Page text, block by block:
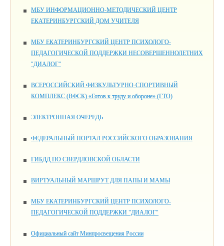
МБУ ИНФОРМАЦИОННО-МЕТОДИЧЕСКИЙ ЦЕНТР
ЕКАТЕРИНБУРГСКИЙ ДОМ УЧИТЕЛЯ
МБУ ЕКАТЕРИНБУРГСКИЙ ЦЕНТР ПСИХОЛОГО-
ПЕДАГОГИЧЕСКОЙ ПОДДЕРЖКИ НЕСОВЕРШЕННОЛЕТНИХ
"ДИАЛОГ"
ВСЕРОССИЙСКИЙ ФИЗКУЛЬТУРНО-СПОРТИВНЫЙ
КОМПЛЕКС (ВФСК) «Готов к труду и обороне» (ГТО)
ЭЛЕКТРОННАЯ ОЧЕРЕДЬ
ФЕДЕРАЛЬНЫЙ ПОРТАЛ РОССИЙСКОГО ОБРАЗОВАНИЯ
ГИБДД ПО СВЕРДЛОВСКОЙ ОБЛАСТИ
ВИРТУАЛЬНЫЙ МАРШРУТ ДЛЯ ПАПЫ И МАМЫ
МБУ ЕКАТЕРИНБУРГСКИЙ ЦЕНТР ПСИХОЛОГО-
ПЕДАГОГИЧЕСКОЙ ПОДДЕРЖКИ "ДИАЛОГ"
Официальный сайт Минпросвещения России